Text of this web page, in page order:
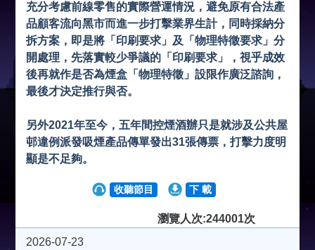
充分考慮前線零售的實際營運情況，避免原有合法產
品顧客流向黑市而進一步打擊業界生計，同時採納分
拆方案，即是將「印刷要求」及「物理特徵要求」分
開處理，先落實較少爭議的「印刷要求」，視乎成效
後再就作是否為煙盒「物理特徵」設限作廣泛諮詢，
最後才決定推行與否。
另外2021年至今，五年間控煙酒辦只是就涉及公共屋
邨違例派發吸煙產品傳單發出31張傳票，打擊力度明
顯是不足夠。
收聽節目 下 載
瀏覽人次:244001次
2026-07-23